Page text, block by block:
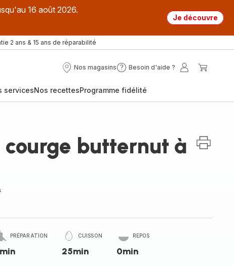
16 août 2026.
Je découvre
2 ans & 15 ans de réparabilité
Nos magasins
Nos
Besoin d'aide ?
Besoin
?
Mon
servicesNos recettesProgramme fidélité
butternut à
PRÉPARATION CUISSON
25min
REPOS
0min